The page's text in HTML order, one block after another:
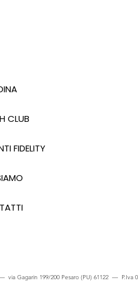
CLUB
FIDELITY
via Gagarin 199/200 Pesaro (PU) 61122 — P.Iva